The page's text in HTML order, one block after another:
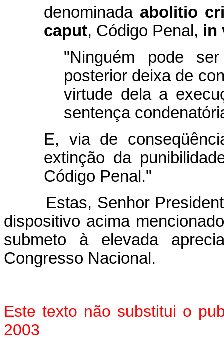
denominada abolitio
caput, Código Penal, in
"Ninguém pode
posterior deixa de
virtude dela a
sentença
E, via de
extinção da
Código Penal."
Estas, Senhor
dispositivo acima
submeto à elevada
Congresso Nacional.
Este texto não substitui o
2003